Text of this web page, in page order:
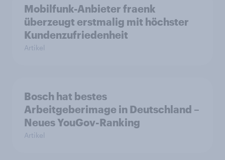
Mobilfunk-Anbieter fraenk
überzeugt erstmalig mit höchster
Kundenzufriedenheit
Artikel
Bosch hat bestes
Arbeitgeberimage in Deutschland –
Neues YouGov-Ranking
Artikel